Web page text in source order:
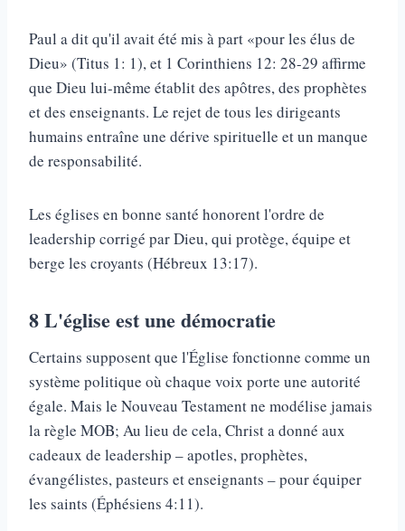
Paul a dit qu'il avait été mis à part «pour les élus de
Dieu» (Titus 1: 1), et 1 Corinthiens 12: 28-29 affirme
que Dieu lui-même établit des apôtres, des prophètes
et des enseignants. Le rejet de tous les dirigeants
humains entraîne une dérive spirituelle et un manque
de responsabilité.
Les églises en bonne santé honorent l'ordre de
leadership corrigé par Dieu, qui protège, équipe et
berge les croyants (Hébreux 13:17).
8L'église est une démocratie
Certains supposent que l'Église fonctionne comme un
système politique où chaque voix porte une autorité
égale. Mais le Nouveau Testament ne modélise jamais
la règle MOB; Au lieu de cela, Christ a donné aux
cadeaux de leadership – apotles, prophètes,
évangélistes, pasteurs et enseignants – pour équiper
les saints (Éphésiens 4:11).